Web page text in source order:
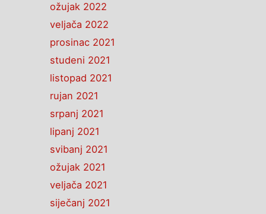
ožujak 2022
veljača 2022
prosinac 2021
studeni 2021
listopad 2021
rujan 2021
srpanj 2021
lipanj 2021
svibanj 2021
ožujak 2021
veljača 2021
siječanj 2021